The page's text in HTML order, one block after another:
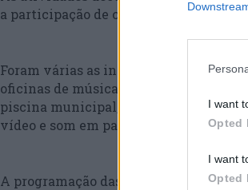
I want
Opted
I want
Opted
a participação de cerca 40 crianças e
Foram várias as iniciativas desta
oficinas de música, atividades com o
piscina municipal, a visita ao Castelo
vídeo e som em parceria com a Status
A programação das Férias Ativas de